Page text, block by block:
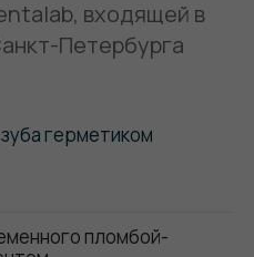
входящей в
Петербурга
герметиком
пломбой-